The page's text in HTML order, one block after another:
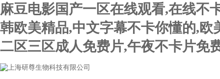
麻豆电影国产一区在线观看,在线不
韩欧美精品,中文字幕不卡你懂的,
二区三区成人免费片,午夜不卡片免